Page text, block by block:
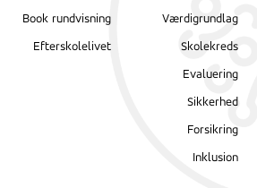
Book rundvisning
Efterskolelivet
Værdigrundlag
Skolekreds
Evaluering
Sikkerhed
Forsikring
Inklusion